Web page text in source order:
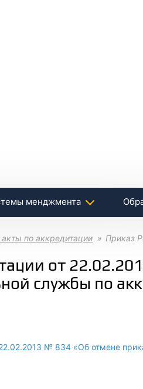
менджмента
по аккредитации Приказ
от
службы по
№ 834 «Об отмене